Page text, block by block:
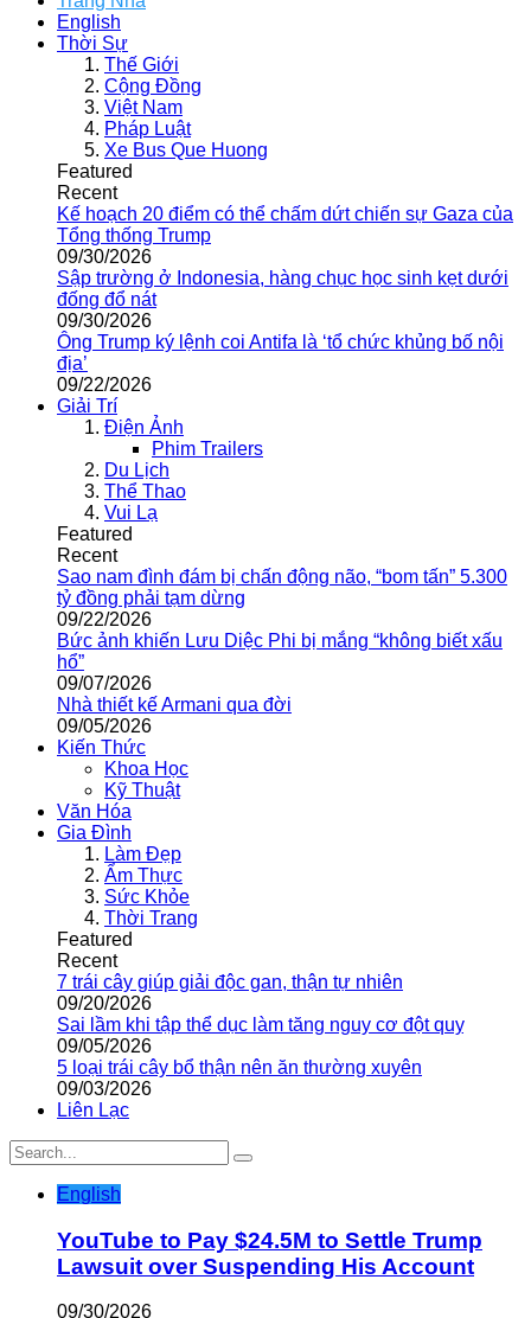
English
Thời Sự
Thế Giới
Cộng Đồng
Việt Nam
Pháp Luật
Xe Bus Que Huong
Featured
Recent
Kế hoạch 20 điểm có thể chấm dứt chiến sự Gaza của
Tổng thống Trump
09/30/2026
Sập trường ở Indonesia, hàng chục học sinh kẹt dưới
đống đổ nát
09/30/2026
Ông Trump ký lệnh coi Antifa là ‘tổ chức khủng bố nội
địa’
09/22/2026
Giải Trí
Điện Ảnh
Phim Trailers
Du Lịch
Thể Thao
Vui Lạ
Featured
Recent
Sao nam đình đám bị chấn động não, “bom tấn” 5.300
tỷ đồng phải tạm dừng
09/22/2026
Bức ảnh khiến Lưu Diệc Phi bị mắng “không biết xấu
hổ”
09/07/2026
Nhà thiết kế Armani qua đời
09/05/2026
Kiến Thức
Khoa Học
Kỹ Thuật
Văn Hóa
Gia Đình
Làm Đẹp
Ẩm Thực
Sức Khỏe
Thời Trang
Featured
Recent
7 trái cây giúp giải độc gan, thận tự nhiên
09/20/2026
Sai lầm khi tập thể dục làm tăng nguy cơ đột quỵ
09/05/2026
5 loại trái cây bổ thận nên ăn thường xuyên
09/03/2026
Liên Lạc
English
YouTube to Pay $24.5M to Settle Trump
Lawsuit over Suspending His Account
09/30/2026